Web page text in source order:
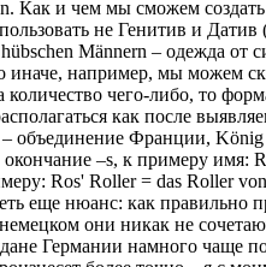
Как и чем мы сможем
не Генитив и
Männern – одежда от
иначе, например, мы можем
количество чего-либо, то
как после
объединение Франции,
–s, к примеру имя:
Ros' Roller = das Roller
еще нюанс: как правильно
они никак не
Германии намного чаще